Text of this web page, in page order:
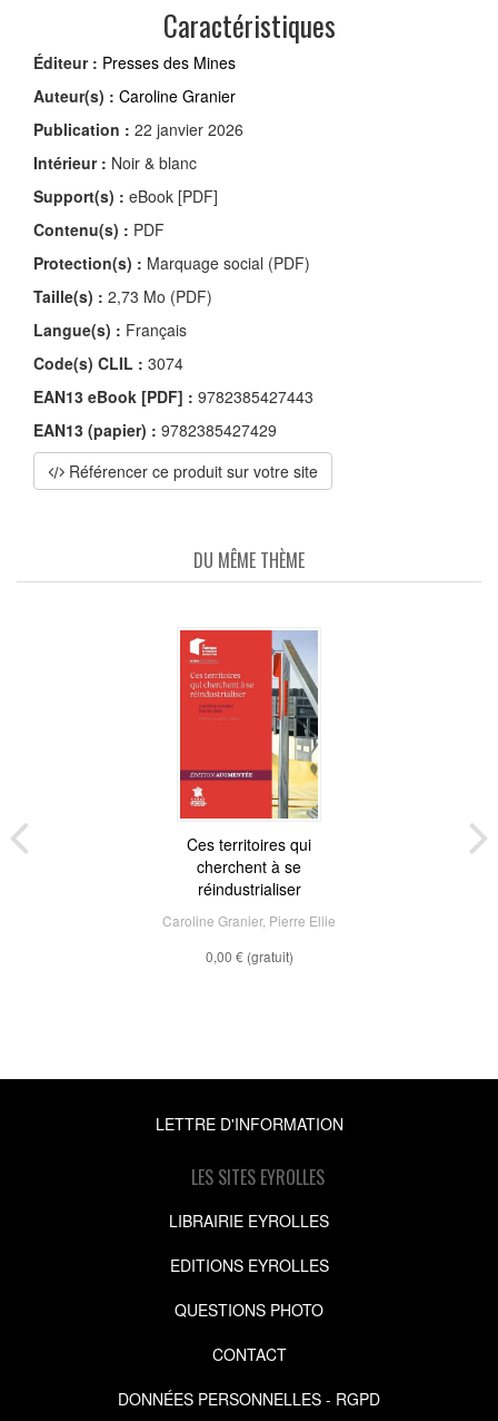
Caractéristiques
Éditeur : Presses des Mines
Auteur(s) : Caroline Granier
Publication : 22 janvier 2026
Intérieur : Noir & blanc
Support(s) : eBook [PDF]
Contenu(s) : PDF
Protection(s) : Marquage social (PDF)
Taille(s) : 2,73 Mo (PDF)
Langue(s) : Français
Code(s) CLIL : 3074
EAN13 eBook [PDF] : 9782385427443
EAN13 (papier) : 9782385427429
Référencer ce produit sur votre site
DU MÊME THÈME
Ces territoires qui
cherchent à se
réindustrialiser
Caroline Granier, Pierre Ellie
0,00 € (gratuit)
LETTRE D'INFORMATION
LES SITES EYROLLES
LIBRAIRIE EYROLLES
EDITIONS EYROLLES
QUESTIONS PHOTO
CONTACT
DONNÉES PERSONNELLES - RGPD